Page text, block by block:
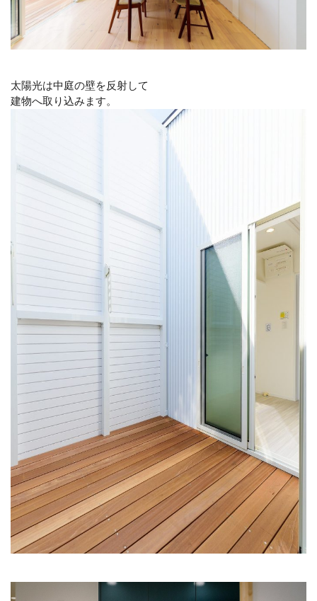
太陽光は中庭の壁を反射して
建物へ取り込みます。